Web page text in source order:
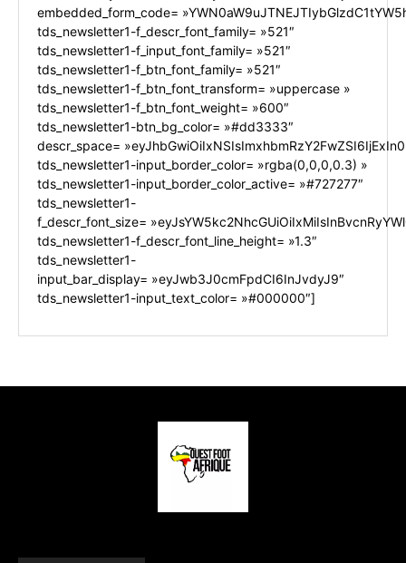
embedded_form_code=
tds_newsletter1-f_descr_font_family= »521″
tds_newsletter1-f_input_font_family= »521″
tds_newsletter1-f_btn_font_family= »521″
tds_newsletter1-f_btn_font_transform= »uppercase »
tds_newsletter1-f_btn_font_weight= »600″
tds_newsletter1-btn_bg_color= »#dd3333″
descr_space=
tds_newsletter1-input_border_color= »rgba(0,0,0,0.3) »
tds_newsletter1-input_border_color_active= »#727277″
tds_newsletter1-
f_descr_font_size=
tds_newsletter1-f_descr_font_line_height= »1.3″
tds_newsletter1-
input_bar_display= »eyJwb3J0cmFpdCI6InJvdyJ9″
tds_newsletter1-input_text_color= »#000000″]